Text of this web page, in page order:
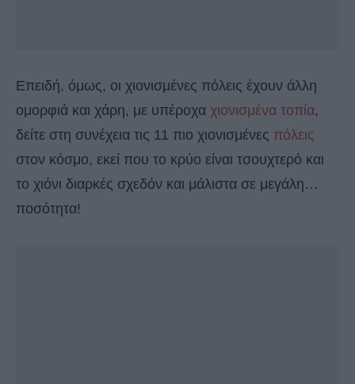
Επειδή, όμως, οι χιονισμένες πόλεις έχουν άλλη
ομορφιά και χάρη, με υπέροχα χιονισμένα τοπία,
δείτε στη συνέχεια τις 11 πιο χιονισμένες πόλεις
στον κόσμο, εκεί που το κρύο είναι τσουχτερό και
το χιόνι διαρκές σχεδόν και μάλιστα σε μεγάλη…
ποσότητα!